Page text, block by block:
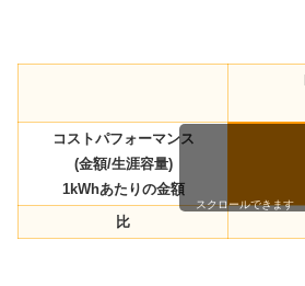
コストパフォーマンス
(金額/生涯容量)
1kWhあたりの金額
比
スクロールできます